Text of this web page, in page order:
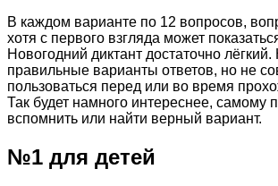
В каждом варианте по 12 вопросов,
хотя с первого взгляда может
Новогодний диктант достаточно
правильные варианты ответов, но не
пользоваться перед или во время
Так будет намного интереснее, самому
вспомнить или найти верный вариант.
№1 для детей